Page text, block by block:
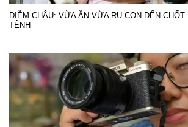
DIỄM CHÂU: VỪA ĂN VỪA RU CON ĐẾN
TÊNH